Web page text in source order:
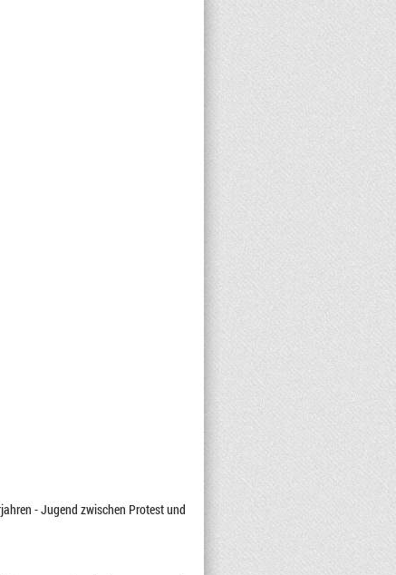
- Jugend zwischen Protest und